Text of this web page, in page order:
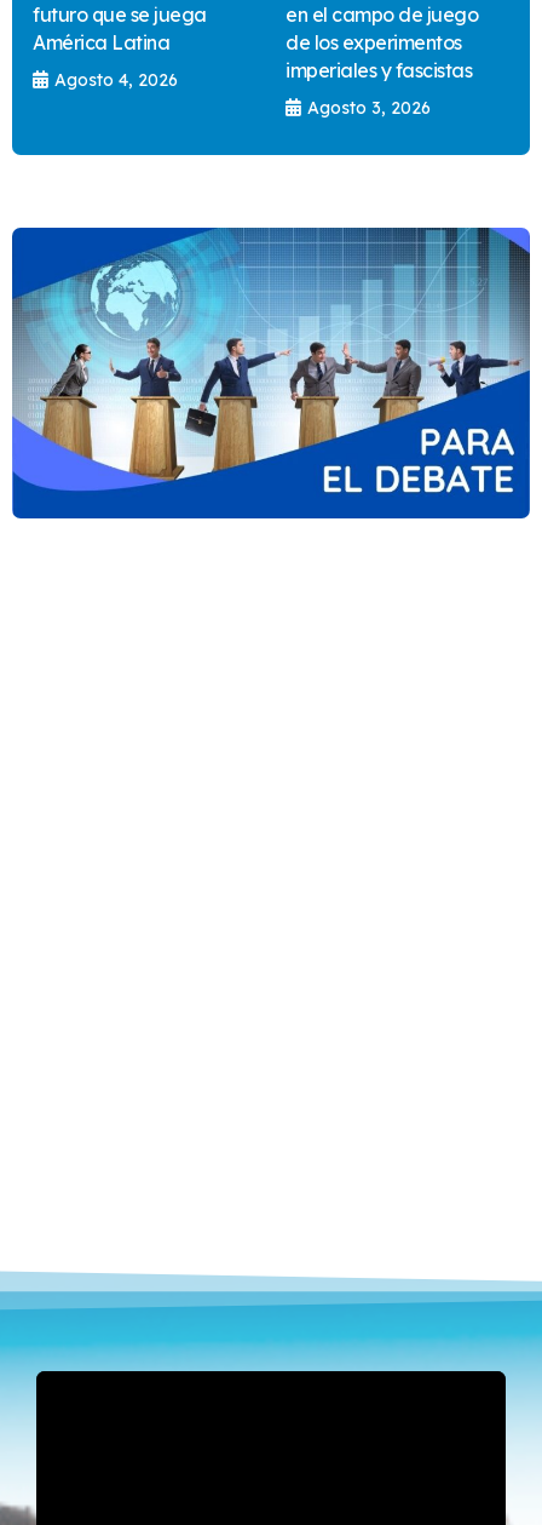
futuro que se juega
América Latina
Agosto 4, 2026
en el campo de juego
de los experimentos
imperiales y fascistas
Agosto 3, 2026